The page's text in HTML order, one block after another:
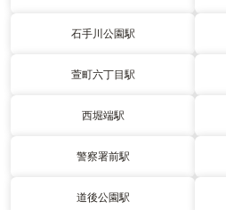
石手川公園駅
萱町六丁目駅
西堀端駅
警察署前駅
道後公園駅